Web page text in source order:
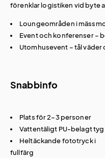
förenklar logistiken vid byte
Loungeområden i
Event och konferenser –
Utomhusevent – tål väder
Snabbinfo
Plats för 2–3 personer
Vattentäligt PU-belagt tyg
Heltäckande fototryck i
fullfärg